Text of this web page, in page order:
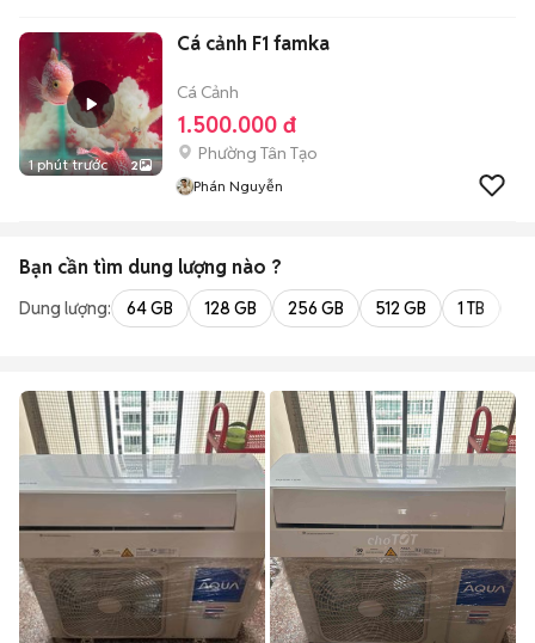
1 phút trước 2
Cá cảnh F1 famka
Cá Cảnh
1.500.000 đ
Phường Tân Tạo
Phán Nguyễn
Bạn cần tìm dung lượng nào ?
Dung lượng: 64 GB 128 GB 256 GB 512 GB 1 TB